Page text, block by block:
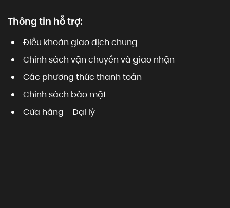
Thông tin hỗ trợ:
Điều khoản giao dịch chung
Chính sách vận chuyển và giao nhận
Các phương thức thanh toán
Chính sách bảo mật
Cửa hàng - Đại lý